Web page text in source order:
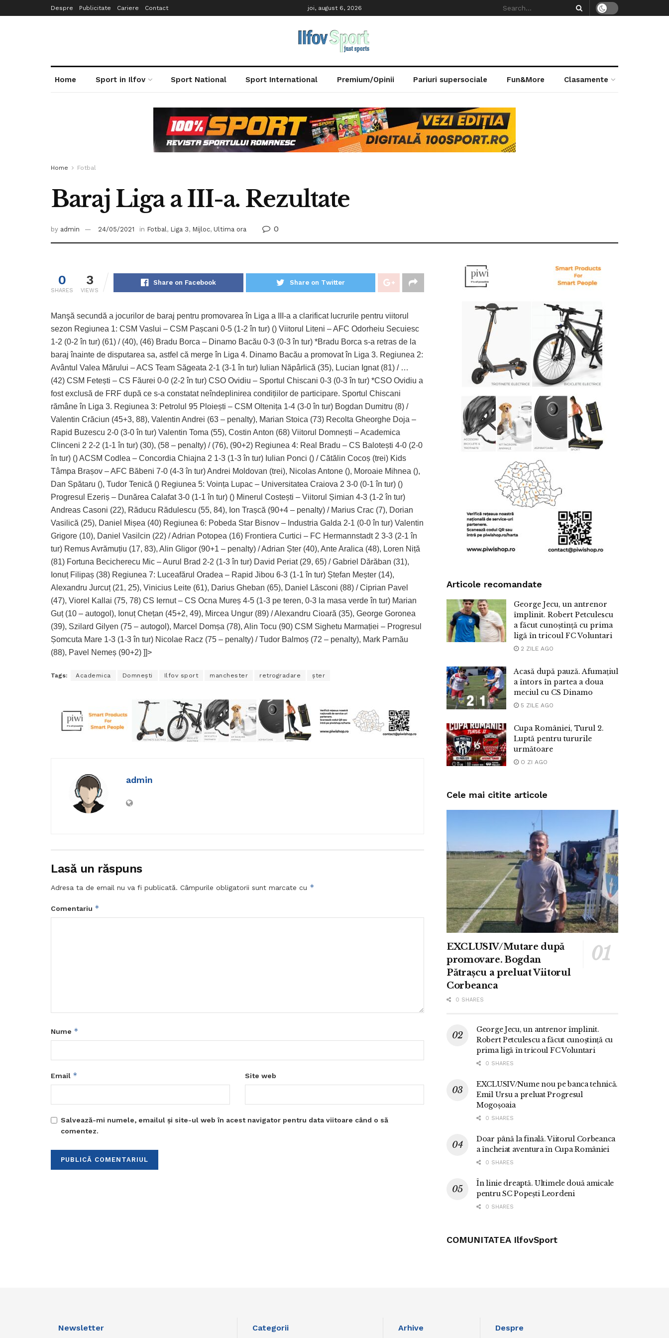
Despre Publicitate Cariere Contact joi, august 6, 2026
Home Sport in Ilfov Sport National Sport International Premium/Opinii Pariuri supersociale Fun&More Clasamente
Home Fotbal
Baraj Liga a III-a. Rezultate
by admin 24/05/2021 in Fotbal, Liga 3, Mijloc, Ultima ora 0
0
SHARES
3
VIEWS
Share on Facebook Share on Twitter
Manşă secundă a jocurilor de baraj pentru promovarea în Liga a III-a a clarificat lucrurile pentru viitorul
sezon Regiunea 1: CSM Vaslui – CSM Pașcani 0-5 (1-2 în tur) () Viitorul Liteni – AFC Odorheiu Secuiesc
1-2 (0-2 în tur) (61) / (40), (46) Bradu Borca – Dinamo Bacău 0-3 (0-3 în tur) *Bradu Borca s-a retras de la
baraj înainte de disputarea sa, astfel că merge în Liga 4. Dinamo Bacău a promovat în Liga 3. Regiunea 2:
Avântul Valea Mărului – ACS Team Săgeata 2-1 (3-1 în tur) Iulian Năpârlică (35), Lucian Ignat (81) / …
(42) CSM Fetești – CS Făurei 0-0 (2-2 în tur) CSO Ovidiu – Sportul Chiscani 0-3 (0-3 în tur) *CSO Ovidiu a
fost exclusă de FRF după ce s-a constatat neîndeplinirea condițiilor de participare. Sportul Chiscani
rămâne în Liga 3. Regiunea 3: Petrolul 95 Ploiești – CSM Oltenița 1-4 (3-0 în tur) Bogdan Dumitru (8) /
Valentin Crăciun (45+3, 88), Valentin Andrei (63 – penalty), Marian Stoica (73) Recolta Gheorghe Doja –
Rapid Buzescu 2-0 (3-0 în tur) Valentin Toma (55), Costin Anton (68) Viitorul Domnești – Academica
Clinceni 2 2-2 (1-1 în tur) (30), (58 – penalty) / (76), (90+2) Regiunea 4: Real Bradu – CS Balotești 4-0 (2-0
în tur) () ACSM Codlea – Concordia Chiajna 2 1-3 (1-3 în tur) Iulian Ponci () / Cătălin Cocoș (trei) Kids
Tâmpa Brașov – AFC Băbeni 7-0 (4-3 în tur) Andrei Moldovan (trei), Nicolas Antone (), Moroaie Mihnea (),
Dan Spătaru (), Tudor Tenică () Regiunea 5: Voința Lupac – Universitatea Craiova 2 3-0 (0-1 în tur) ()
Progresul Ezeriș – Dunărea Calafat 3-0 (1-1 în tur) () Minerul Costești – Viitorul Șimian 4-3 (1-2 în tur)
Andreas Casoni (22), Răducu Rădulescu (55, 84), Ion Trașcă (90+4 – penalty) / Marius Crac (7), Dorian
Vasilică (25), Daniel Mișea (40) Regiunea 6: Pobeda Star Bisnov – Industria Galda 2-1 (0-0 în tur) Valentin
Grigore (10), Daniel Vasilcin (22) / Adrian Potopea (16) Frontiera Curtici – FC Hermannstadt 2 3-3 (2-1 în
tur) Remus Avrămuțiu (17, 83), Alin Gligor (90+1 – penalty) / Adrian Șter (40), Ante Aralica (48), Loren Niță
(81) Fortuna Becicherecu Mic – Aurul Brad 2-2 (1-3 în tur) David Periat (29, 65) / Gabriel Dărăban (31),
Ionuț Filipaș (38) Regiunea 7: Luceafărul Oradea – Rapid Jibou 6-3 (1-1 în tur) Ștefan Meșter (14),
Alexandru Jurcuț (21, 25), Vinicius Leite (61), Darius Gheban (65), Daniel Lăsconi (88) / Ciprian Pavel
(47), Viorel Kallai (75, 78) CS Iernut – CS Ocna Mureș 4-5 (1-3 pe teren, 0-3 la masa verde în tur) Marian
Guț (10 – autogol), Ionuț Chețan (45+2, 49), Mircea Ungur (89) / Alexandru Cioară (35), George Goronea
(39), Szilard Gilyen (75 – autogol), Marcel Domșa (78), Alin Tocu (90) CSM Sighetu Marmației – Progresul
Șomcuta Mare 1-3 (1-3 în tur) Nicolae Racz (75 – penalty) / Tudor Balmoș (72 – penalty), Mark Parnău
(88), Pavel Nemeș (90+2) ]]>
Tags: Academica Domneşti Ilfov sport manchester retrogradare șter
admin
Lasă un răspuns
Adresa ta de email nu va fi publicată. Câmpurile obligatorii sunt marcate cu *
Comentariu *
Nume *
Email * Site web
Salvează-mi numele, emailul și site-ul web în acest navigator pentru data viitoare când o să
comentez.
Articole recomandate
George Jecu, un antrenor
împlinit. Robert Petculescu
a făcut cunoștință cu prima
ligă în tricoul FC Voluntari
2 ZILE AGO
Acasă după pauză. Afumațiul
a întors în partea a doua
meciul cu CS Dinamo
5 ZILE AGO
Cupa României, Turul 2.
Luptă pentru tururile
următoare
O ZI AGO
Cele mai citite articole
EXCLUSIV/Mutare după
promovare. Bogdan
Pătrașcu a preluat Viitorul
Corbeanca
0 SHARES
George Jecu, un antrenor împlinit.
Robert Petculescu a făcut cunoștință cu
prima ligă în tricoul FC Voluntari
0 SHARES
EXCLUSIV/Nume nou pe banca tehnică.
Emil Ursu a preluat Progresul
Mogoșoaia
0 SHARES
Doar până la finală. Viitorul Corbeanca
a încheiat aventura în Cupa României
0 SHARES
În linie dreaptă. Ultimele două amicale
pentru SC Popești Leordeni
0 SHARES
COMUNITATEA IlfovSport
Newsletter Categorii Arhive Despre